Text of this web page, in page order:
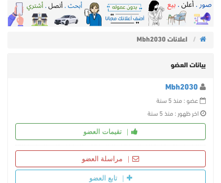
اعلانات Mbh2030
بيانات العضو
Mbh2030
عضو : منذ 5 سنة
اخر ظهور : منذ 5 سنة
تقيمات العضو
مراسلة العضو
تابع العضو